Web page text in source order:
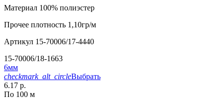
Материал 100% полиэстер
Прочее плотность 1,10гр/м
Артикул 15-70006/17-4440
15-70006/18-1663
6мм
checkmark_alt_circleВыбрать
6.17 р.
По 100 м